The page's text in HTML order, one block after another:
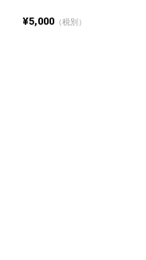
¥5,000（税別）